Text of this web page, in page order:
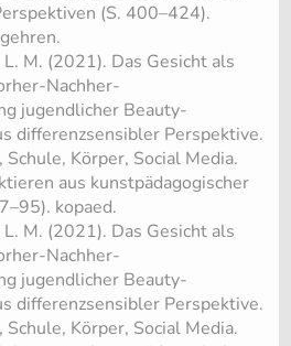
(S. 400–424).
M. (2021). Das Gesicht als
Nachher-
jugendlicher Beauty-
differenzsensibler Perspektive.
Schule, Körper, Social Media.
aus kunstpädagogischer
kopaed.
M. (2021). Das Gesicht als
Nachher-
jugendlicher Beauty-
differenzsensibler Perspektive.
Schule, Körper, Social Media.